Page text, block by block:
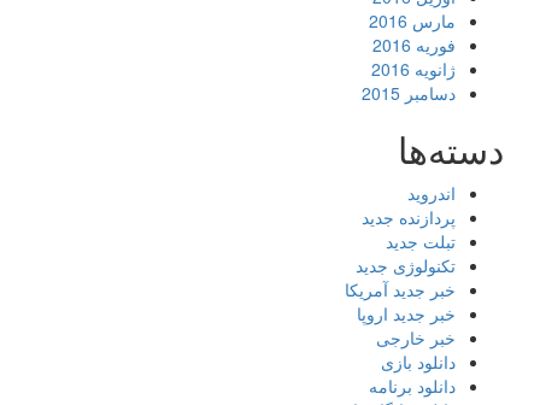
مارس 2016
فوریه 2016
ژانویه 2016
دسامبر 2015
دسته‌ها
اندروید
پردازنده جدید
تبلت جدید
تکنولوژی جدید
خبر جدید آمریکا
خبر جدید اروپا
خبر خارجی
دانلود بازی
دانلود برنامه